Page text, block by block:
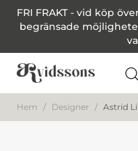
FRI FRAKT - vid köp
begränsade
Hem / Designer / Astrid